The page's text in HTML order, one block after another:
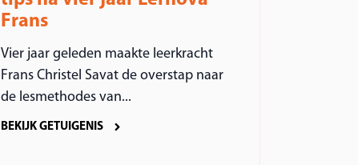
Frans
Vier jaar geleden maakte leerkracht
Frans Christel Savat de overstap naar
de lesmethodes van...
BEKIJK GETUIGENIS